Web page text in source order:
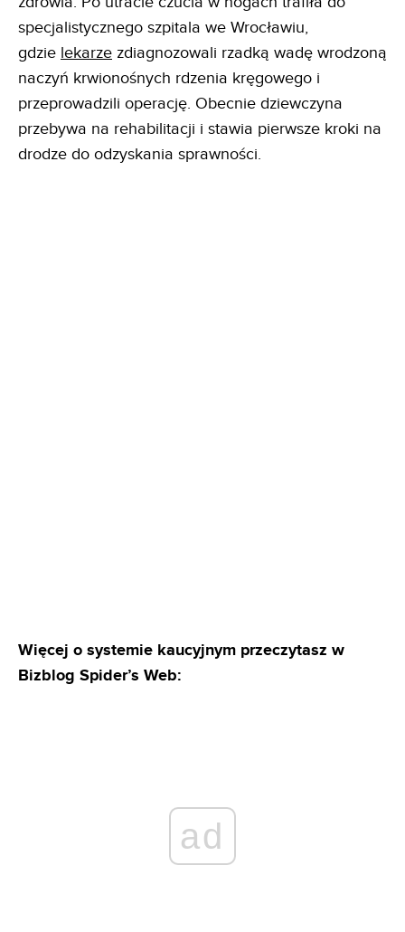
specjalistycznego szpitala we Wrocławiu,
gdzie lekarze zdiagnozowali rzadką wadę wrodzoną
naczyń krwionośnych rdzenia kręgowego i
przeprowadzili operację. Obecnie dziewczyna
przebywa na rehabilitacji i stawia pierwsze kroki na
drodze do odzyskania sprawności.
Więcej o systemie kaucyjnym przeczytasz w
Bizblog Spider’s Web:
ad